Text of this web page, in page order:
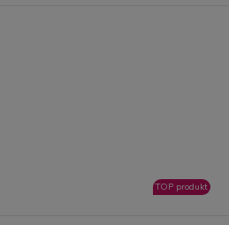
TOP produkt